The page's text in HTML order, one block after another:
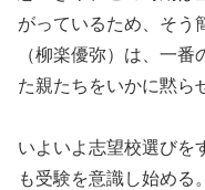
がっているため、そ
（柳楽優弥）は、一
た親たちをいかに黙ら
いよいよ志望校選びを
も受験を意識し始める